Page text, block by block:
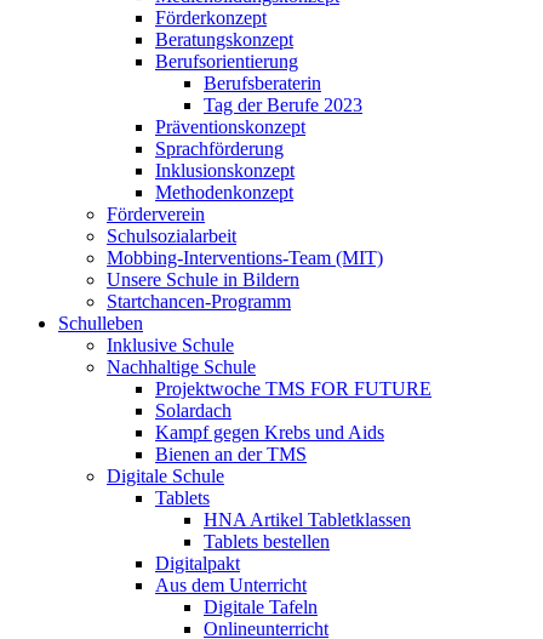
Förderkonzept
Beratungskonzept
Berufsorientierung
Berufsberaterin
Tag der Berufe 2023
Präventionskonzept
Sprachförderung
Inklusionskonzept
Methodenkonzept
Förderverein
Schulsozialarbeit
Mobbing-Interventions-Team (MIT)
Unsere Schule in Bildern
Startchancen-Programm
Schulleben
Inklusive Schule
Nachhaltige Schule
Projektwoche TMS FOR FUTURE
Solardach
Kampf gegen Krebs und Aids
Bienen an der TMS
Digitale Schule
Tablets
HNA Artikel Tabletklassen
Tablets bestellen
Digitalpakt
Aus dem Unterricht
Digitale Tafeln
Onlineunterricht